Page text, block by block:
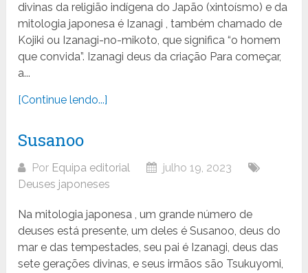
divinas da religião indígena do Japão (xintoísmo) e da
mitologia japonesa é Izanagi , também chamado de
Kojiki ou Izanagi-no-mikoto, que significa “o homem
que convida”. Izanagi deus da criação Para começar,
a...
[Continue lendo...]
Susanoo
Por Equipa editorial
julho 19, 2023
Deuses japoneses
Na mitologia japonesa , um grande número de
deuses está presente, um deles é Susanoo, deus do
mar e das tempestades, seu pai é Izanagi, deus das
sete gerações divinas, e seus irmãos são Tsukuyomi,